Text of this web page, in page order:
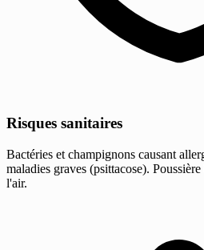
Risques sanitaires
Bactéries et champignons causant
maladies graves (psittacose).
l'air.